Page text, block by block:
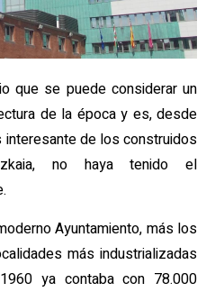
que se puede considerar un
de la época y es, desde
interesante de los construidos
no haya tenido el
Ayuntamiento, más los
más industrializadas
ya contaba con 78.000